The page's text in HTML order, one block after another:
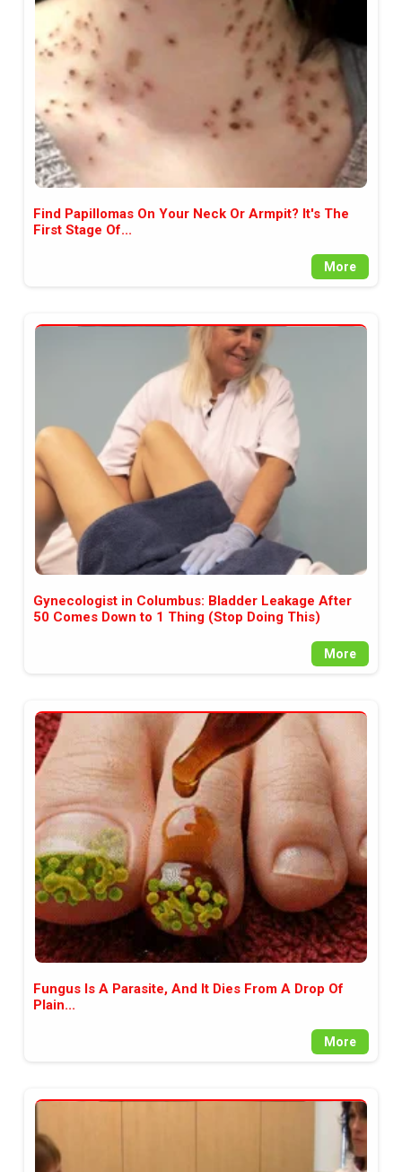
аудитория, затова държим на
прозрачност и коректност от
наша страна. Поднасяме ви
новините такива, каквито са. В
пълния си потенциал.
Find Papillomas On Your Neck Or Armpit? It's The
First Stage Of...
More
Gynecologist in Columbus: Bladder Leakage After
50 Comes Down to 1 Thing (Stop Doing This)
More
Fungus Is A Parasite, And It Dies From A Drop Of
Plain...
More